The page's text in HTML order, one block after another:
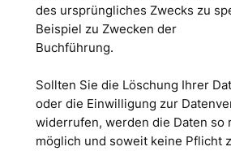
des ursprüngliches Zwecks zu
Beispiel zu Zwecken der
Buchführung.
Sollten Sie die Löschung Ihrer
oder die Einwilligung zur
widerrufen, werden die Daten so
möglich und soweit keine Pflicht